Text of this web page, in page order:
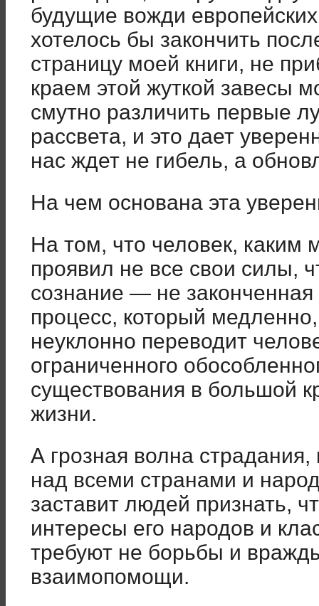
будущие вожди
хотелось бы закончить
страницу моей книги, не
краем этой жуткой завесы
смутно различить первые
рассвета, и это дает
нас ждет не гибель, а
На чем основана эта
На том, что человек, каким
проявил не все свои силы,
сознание — не законченная
процесс, который
неуклонно переводит
ограниченного
существования в большой
жизни.
А грозная волна страдания,
над всеми странами и
заставит людей признать,
интересы его народов и
требуют не борьбы и
взаимопомощи.